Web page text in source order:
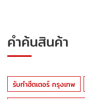
คำค้นสินค้า
รับทำฮีตเตอร์ กรุงเทพ